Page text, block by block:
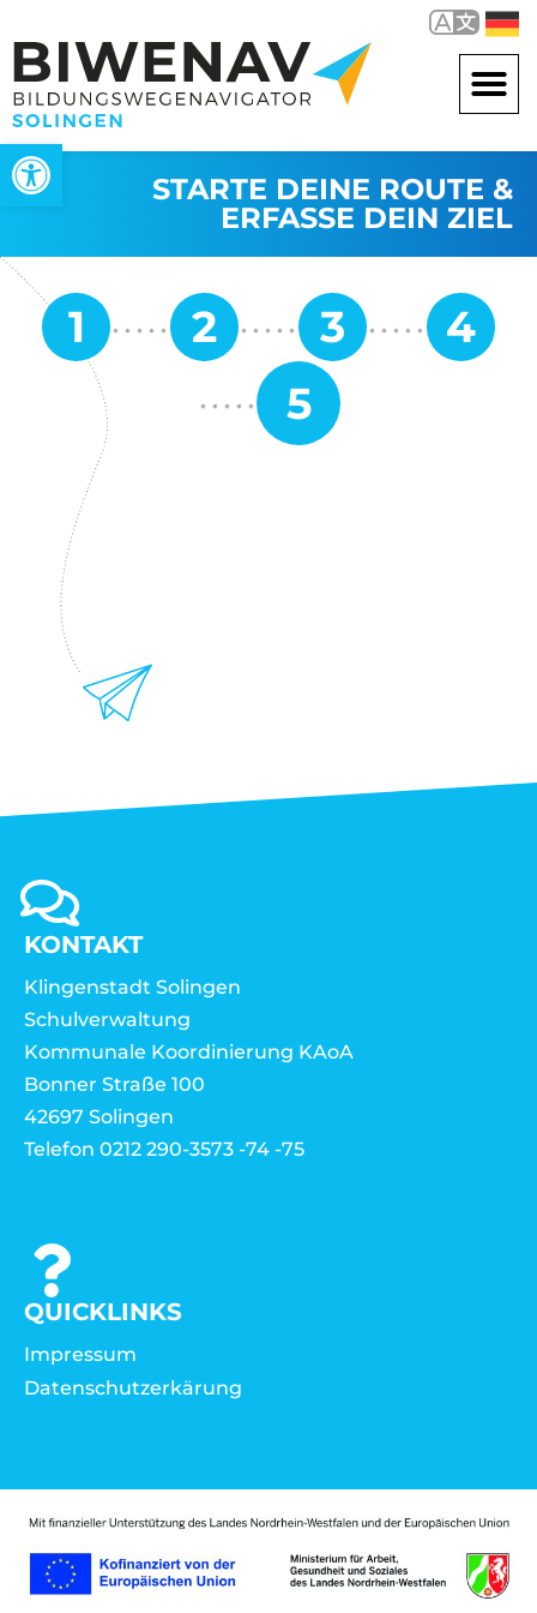
Werkzeugleiste öffnen
STARTE DEINE ROUTE &
ERFASSE DEIN ZIEL
KONTAKT
Klingenstadt Solingen
Schulverwaltung
Kommunale Koordinierung KAoA
Bonner Straße 100
42697 Solingen
Telefon 0212 290-3573 -74 -75
QUICKLINKS
Impressum
Datenschutzerkärung